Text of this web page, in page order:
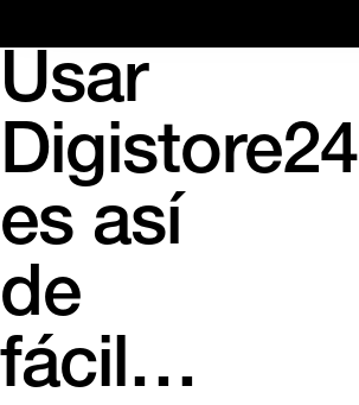
Usar
Digistore24
es así
de
fácil…